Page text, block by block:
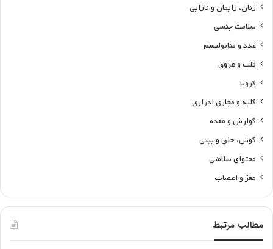
زنان، زایمان و نازایی
سلامت جنسی
غدد و متابولیسم
قلب و عروق
کرونا
کلیه و مجاری ادراری
گوارش و معده
گوش، حلق و بینی
محتوای سلامتی
مغز و اعصاب
مطالب مرتبط